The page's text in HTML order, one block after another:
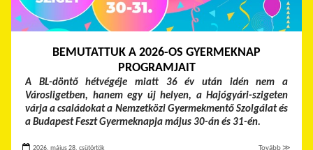
BEMUTATTUK A 2026-OS GYERMEKNAP
PROGRAMJAIT
A BL-döntő hétvégéje miatt 36 év után idén nem a
Városligetben, hanem egy új helyen, a Hajógyári-szigeten
várja a családokat a Nemzetközi Gyermekmentő Szolgálat és
a Budapest Feszt Gyermeknapja május 30-án és 31-én.
2026. május 28. csütörtök Tovább ≫